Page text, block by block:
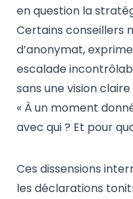
en question la
Certains conseillers
d’anonymat,
escalade
sans une vision claire
« À un moment
avec qui ? Et pour
Ces dissensions
les déclarations